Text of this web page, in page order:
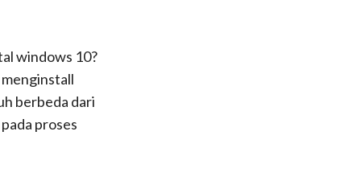
windows 10?
berbeda dari
proses